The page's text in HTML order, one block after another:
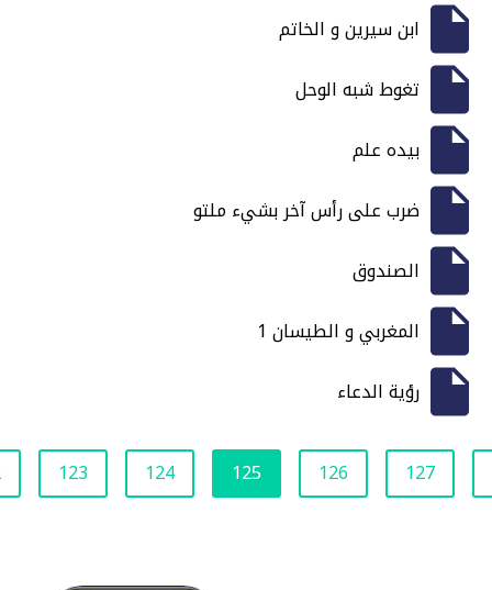
ابن سيرين و الخاتم
تغوط شبه الوحل
بيده علم
ضرب على رأس آخر بشيء ملتو
الصندوق
المغربي و الطيسان 1
رؤية الدعاء
123 124 125 126 127